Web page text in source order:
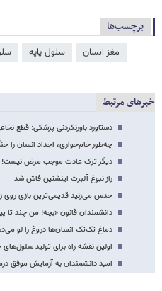
برچسب‌ها
مغز انسان سلول پایه
خبرهای مرتبط
دستاورد باورنکردنی پزشکی: قطع‌
چه‌طور خام‌خواری، اجداد انسان را
دیگر ترک عادت موجب مرض نیست!
راز نبوغ آلبرت اینشتین فاش شد
حدس می‌زنید قدیمی‌ترین بازی
دانشمندان قانون «بچه! من چند تا
دماغ تک‌تک انسان‌ها دروغ را لو
اولین نقشه راه برای تولید
امید دانشمندان به آزمایش موفق